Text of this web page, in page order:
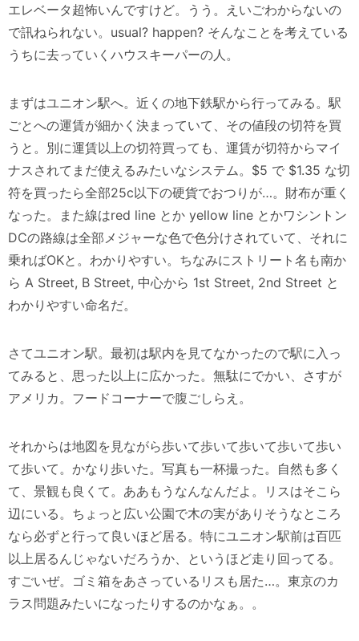
エレベータ超怖いんですけど。うう。えいごわからないの
で訊ねられない。usual? happen? そんなことを考えている
うちに去っていくハウスキーパーの人。
まずはユニオン駅へ。近くの地下鉄駅から行ってみる。駅
ごとへの運賃が細かく決まっていて、その値段の切符を買
うと。別に運賃以上の切符買っても、運賃が切符からマイ
ナスされてまだ使えるみたいなシステム。$5 で $1.35 な切
符を買ったら全部25c以下の硬貨でおつりが…。財布が重く
なった。また線はred line とか yellow line とかワシントン
DCの路線は全部メジャーな色で色分けされていて、それに
乗ればOKと。わかりやすい。ちなみにストリート名も南か
ら A Street, B Street, 中心から 1st Street, 2nd Street と
わかりやすい命名だ。
さてユニオン駅。最初は駅内を見てなかったので駅に入っ
てみると、思った以上に広かった。無駄にでかい、さすが
アメリカ。フードコーナーで腹ごしらえ。
それからは地図を見ながら歩いて歩いて歩いて歩いて歩い
て歩いて。かなり歩いた。写真も一杯撮った。自然も多く
て、景観も良くて。ああもうなんなんだよ。リスはそこら
辺にいる。ちょっと広い公園で木の実がありそうなところ
なら必ずと行って良いほど居る。特にユニオン駅前は百匹
以上居るんじゃないだろうか、というほど走り回ってる。
すごいぜ。ゴミ箱をあさっているリスも居た…。東京のカ
ラス問題みたいになったりするのかなぁ。。